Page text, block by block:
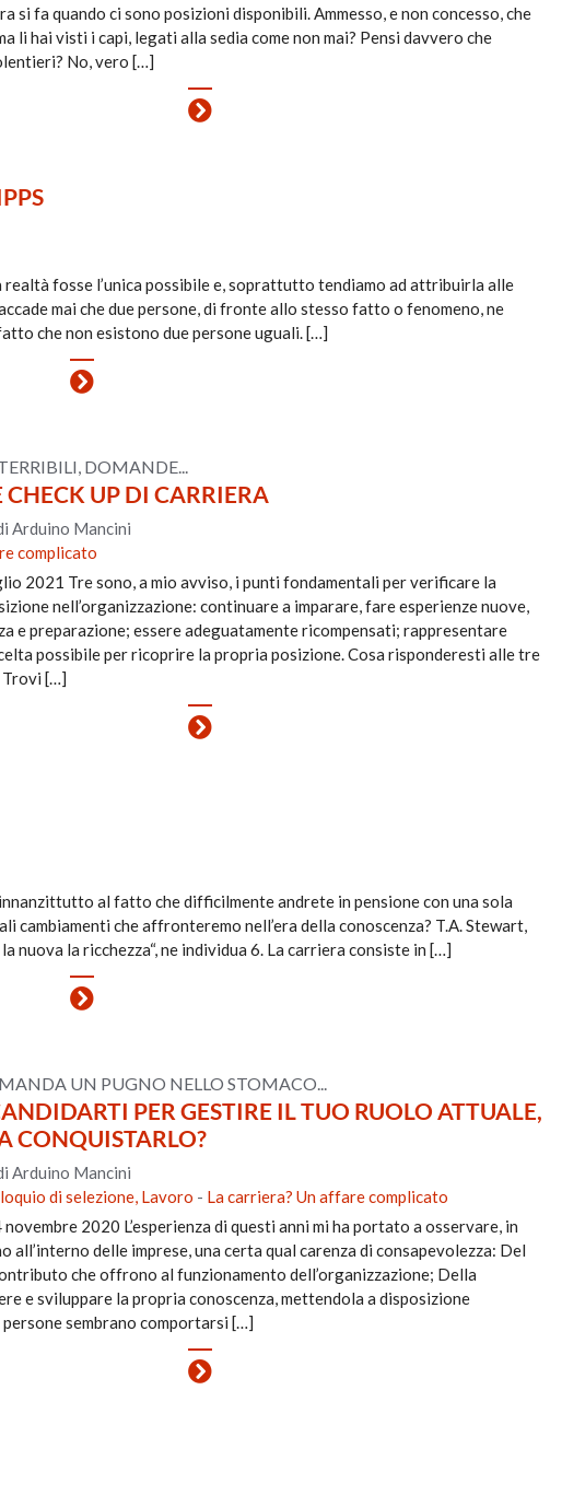
si fa quando ci sono posizioni disponibili. Ammesso, e non concesso, che
li hai visti i capi, legati alla sedia come non mai? Pensi davvero che
No, vero […]
realtà fosse l’unica possibile e, soprattutto tendiamo ad attribuirla alle
mai che due persone, di fronte allo stesso fatto o fenomeno, ne
che non esistono due persone uguali. […]
DOMANDE...
CHECK UP DI CARRIERA
Arduino Mancini
complicato
2021 Tre sono, a mio avviso, i punti fondamentali per verificare la
nell’organizzazione: continuare a imparare, fare esperienze nuove,
e preparazione; essere adeguatamente ricompensati; rappresentare
possibile per ricoprire la propria posizione. Cosa risponderesti alle tre
Trovi […]
al fatto che difficilmente andrete in pensione con una sola
cambiamenti che affronteremo nell’era della conoscenza? T.A. Stewart,
la ricchezza“, ne individua 6. La carriera consiste in […]
UN PUGNO NELLO STOMACO...
PER GESTIRE IL TUO RUOLO ATTUALE,
CONQUISTARLO?
Arduino Mancini
di selezione, Lavoro - La carriera? Un affare complicato
2020 L’esperienza di questi anni mi ha portato a osservare, in
all’interno delle imprese, una certa qual carenza di consapevolezza: Del
che offrono al funzionamento dell’organizzazione; Della
e sviluppare la propria conoscenza, mettendola a disposizione
persone sembrano comportarsi […]